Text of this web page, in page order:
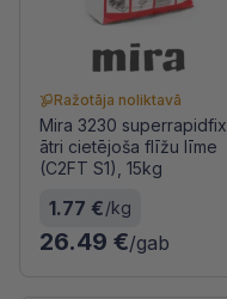
Ražotāja noliktavā
Mira 3230 superrapidfix
ātri cietējoša flīžu līme
(C2FT S1), 15kg
1.77 €/kg
26.49 €/gab